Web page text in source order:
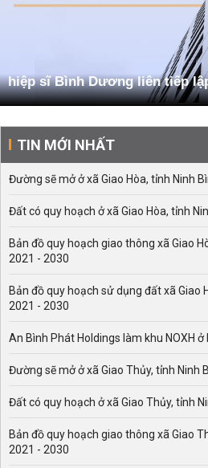
hiệp sĩ Bình Dương liên tiếp
TIN MỚI NHẤT
Đường sẽ mở ở xã Giao Hòa, tỉnh Ninh
Đất có quy hoạch ở xã Giao Hòa, tỉnh
Bản đồ quy hoạch giao thông xã Giao
2021 - 2030
Bản đồ quy hoạch sử dụng đất xã Giao
2021 - 2030
An Bình Phát Holdings làm khu NOXH ở
Đường sẽ mở ở xã Giao Thủy, tỉnh Ninh
Đất có quy hoạch ở xã Giao Thủy, tỉnh
Bản đồ quy hoạch giao thông xã Giao
2021 - 2030